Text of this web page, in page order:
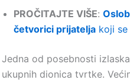
PROČITAJTE VIŠE:
četvorici prijatelja koji
Jedna od posebnosti
ukupnih dionica tvrtke.